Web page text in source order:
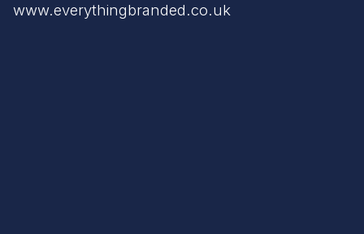
www.everythingbranded.co.uk